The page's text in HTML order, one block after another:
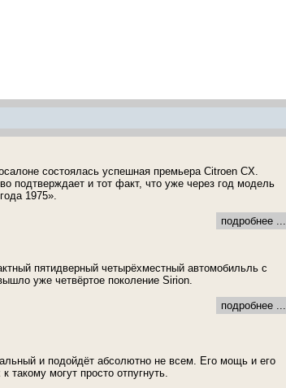
состоялась успешная премьера Citroen CX.
подтверждает и тот факт, что уже через год модель
1975».
подробнее ...
пятидверный четырёхместный автомобильль с
уже четвёртое поколение Sirion.
подробнее ...
и подойдёт абсолютно не всем. Его мощь и его
такому могут просто отпугнуть.